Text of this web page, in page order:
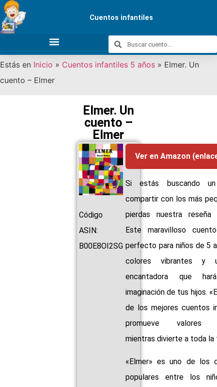
Cuentos infantiles
Estás en Inicio » Cuentos infantiles 5 años » Elmer. Un
cuento – Elmer
Elmer. Un
cuento –
Elmer
Código
ASIN:
B00E8OI2SG
Ver en Amazon
Si estás buscando
compartir con los más
pierdas nuestra reseña
Este maravilloso
perfecto para niños de 5
colores vibrantes y
encantadora que
imaginación de tus hijos.
de los mejores cuentos
promueve valores
mientras divierte a toda la
«Elmer» es uno de los
populares entre los